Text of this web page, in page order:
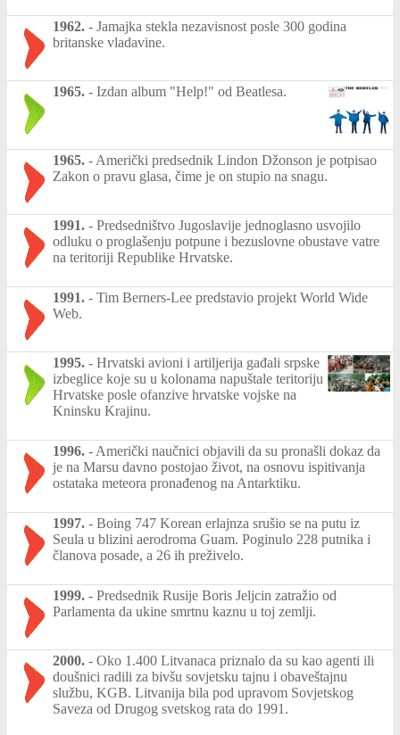
1962. - Jamajka stekla nezavisnost posle 300 godina
britanske vladavine.
1965. - Izdan album "Help!" od Beatlesa.
1965. - Američki predsednik Lindon Džonson je potpisao
Zakon o pravu glasa, čime je on stupio na snagu.
1991. - Predsedništvo Jugoslavije jednoglasno usvojilo
odluku o proglašenju potpune i bezuslovne obustave vatre
na teritoriji Republike Hrvatske.
1991. - Tim Berners-Lee predstavio projekt World Wide
Web.
1995. - Hrvatski avioni i artiljerija gađali srpske
izbeglice koje su u kolonama napuštale teritoriju
Hrvatske posle ofanzive hrvatske vojske na
Kninsku Krajinu.
1996. - Američki naučnici objavili da su pronašli dokaz da
je na Marsu davno postojao život, na osnovu ispitivanja
ostataka meteora pronađenog na Antarktiku.
1997. - Boing 747 Korean erlajnza srušio se na putu iz
Seula u blizini aerodroma Guam. Poginulo 228 putnika i
članova posade, a 26 ih preživelo.
1999. - Predsednik Rusije Boris Jeljcin zatražio od
Parlamenta da ukine smrtnu kaznu u toj zemlji.
2000. - Oko 1.400 Litvanaca priznalo da su kao agenti ili
doušnici radili za bivšu sovjetsku tajnu i obaveštajnu
službu, KGB. Litvanija bila pod upravom Sovjetskog
Saveza od Drugog svetskog rata do 1991.